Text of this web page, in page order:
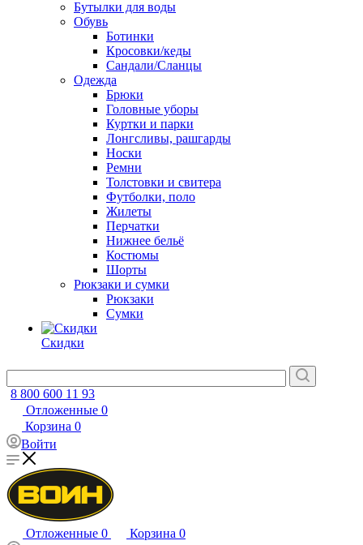
Бутылки для воды
Обувь
Ботинки
Кросовки/кеды
Сандали/Сланцы
Одежда
Брюки
Головные уборы
Куртки и парки
Лонгсливы, рашгарды
Носки
Ремни
Толстовки и свитера
Футболки, поло
Жилеты
Перчатки
Нижнее бельё
Костюмы
Шорты
Рюкзаки и сумки
Рюкзаки
Сумки
Скидки
8 800 600 11 93
Отложенные 0
Корзина 0
Войти
Отложенные 0 Корзина 0